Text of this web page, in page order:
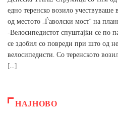
едно теренско возило
од местото „Ѓаволски мост“ на
-Велосипедистот спуштајќи се по
се здобил со повреди при што од
велосипедисти. Со теренското
[…]
НАЈНОВО